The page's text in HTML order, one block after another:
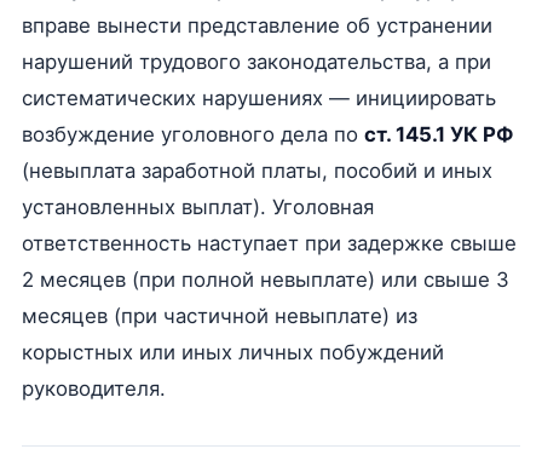
вправе вынести представление об устранении
нарушений трудового законодательства, а при
систематических нарушениях — инициировать
возбуждение уголовного дела по ст. 145.1 УК РФ
(невыплата заработной платы, пособий и иных
установленных выплат). Уголовная
ответственность наступает при задержке свыше
2 месяцев (при полной невыплате) или свыше 3
месяцев (при частичной невыплате) из
корыстных или иных личных побуждений
руководителя.